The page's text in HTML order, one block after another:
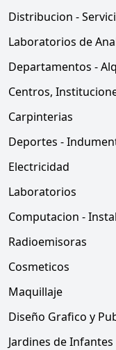
Distribucion -
Laboratorios de
Departamentos -
Centros,
Carpinterias
Deportes -
Electricidad
Laboratorios
Computacion -
Radioemisoras
Cosmeticos
Maquillaje
Diseño Grafico y
Jardines de Infantes